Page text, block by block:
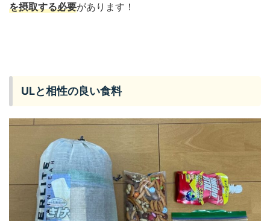
を摂取する必要があります！
ULと相性の良い食料